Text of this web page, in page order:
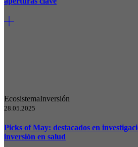
EcosistemaInversión
28.05.2025
Picks of May: destacados en
inversión en salud